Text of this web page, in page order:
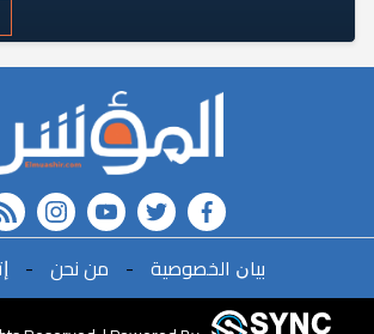
FACEBOOK
twitter
youtube
ﺑﻴﺎﻥ اﻟﺨﺼﻮﺻﻴﺔ - ﻣﻦ ﻧﺤﻦ -